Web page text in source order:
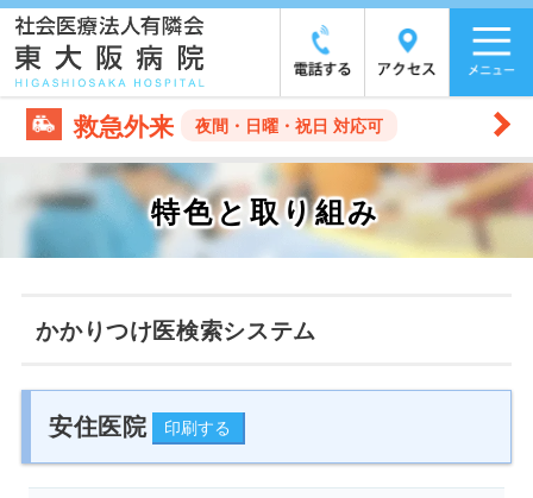
救急外来 夜間・日曜・祝日 対応可
特色と取り組み
かかりつけ医検索システム
安住医院